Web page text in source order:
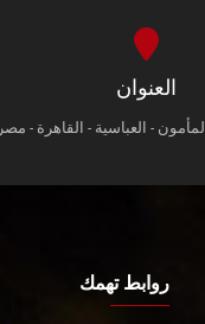
العنوان
- العباسية - القاهرة - مصر
روابط تهمك